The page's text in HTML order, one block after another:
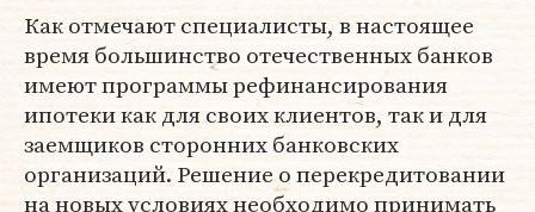
Как отмечают специалисты, в настоящее
время большинство отечественных банков
имеют программы рефинансирования
ипотеки как для своих клиентов, так и для
заемщиков сторонних банковских
организаций. Решение о перекредитовании
на новых условиях необходимо принимать